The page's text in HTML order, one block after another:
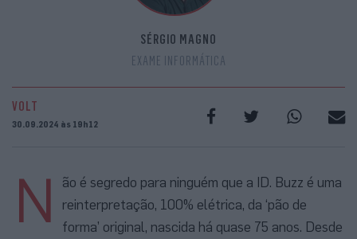
SÉRGIO MAGNO
EXAME INFORMÁTICA
VOLT
30.09.2024 às 19h12
N
ão é segredo para ninguém que a ID. Buzz é uma
reinterpretação, 100% elétrica, da ‘pão de
forma’ original, nascida há quase 75 anos. Desde